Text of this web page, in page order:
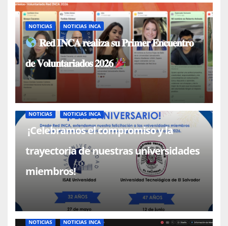
NOTICIAS NOTICIAS INCA
𝐑𝐞𝐝 𝐈𝐍𝐂𝐀 𝐫𝐞𝐚𝐥𝐢𝐳𝐚 𝐬𝐮 𝐏𝐫𝐢𝐦𝐞𝐫 𝐄𝐧𝐜𝐮𝐞𝐧𝐭𝐫𝐨
𝐝𝐞 𝐕𝐨𝐥𝐮𝐧𝐭𝐚𝐫𝐢𝐚𝐝𝐨𝐬 𝟐𝟎𝟐𝟔
NOTICIAS NOTICIAS INCA
¡Celebramos el compromiso y la
trayectoria de nuestras universidades
miembros!
NOTICIAS NOTICIAS INCA